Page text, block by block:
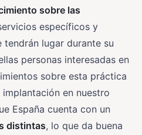
sobre las
específicos y
lugar durante su
personas interesadas en
sobre esta práctica
en nuestro
España cuenta con un
distintas, lo que da buena